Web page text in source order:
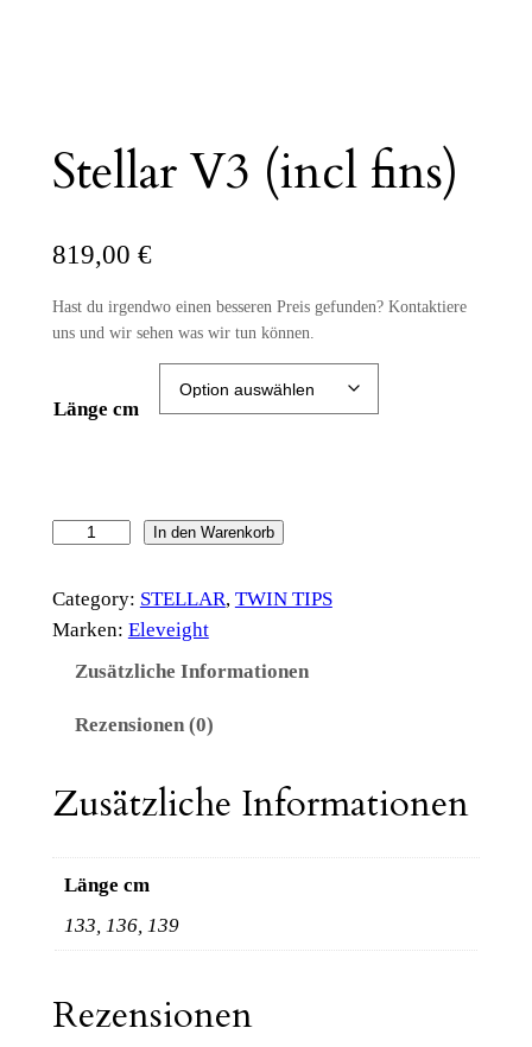
Stellar V3 (incl fins)
819,00 €
Hast du irgendwo einen besseren Preis gefunden? Kontaktiere
uns und wir sehen was wir tun können.
Länge cm
e
l
(
i
n
In den Warenkorb
Category: STELLAR, TWIN TIPS
Marken: Eleveight
Zusätzliche Informationen
Rezensionen (0)
Zusätzliche Informationen
Länge cm
133, 136, 139
Rezensionen